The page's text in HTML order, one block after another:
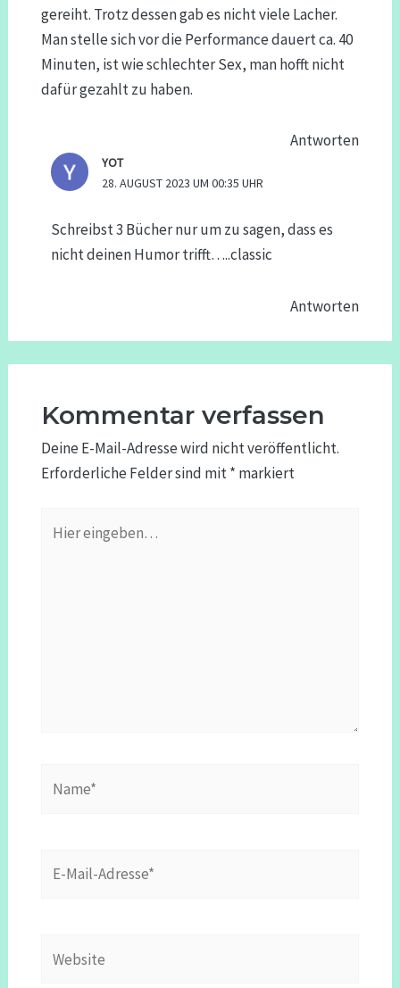
gereiht. Trotz dessen gab es nicht viele Lacher.
Man stelle sich vor die Performance dauert ca. 40
Minuten, ist wie schlechter Sex, man hofft nicht
dafür gezahlt zu haben.
Antworten
YOT
28. AUGUST 2023 UM 00:35 UHR
Schreibst 3 Bücher nur um zu sagen, dass es
nicht deinen Humor trifft…..classic
Antworten
Kommentar verfassen
Deine E-Mail-Adresse wird nicht veröffentlicht.
Erforderliche Felder sind mit* markiert
eingeben…
Mail-